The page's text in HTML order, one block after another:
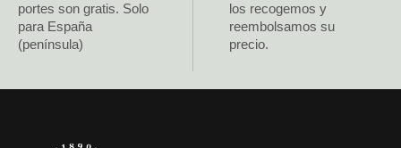
portes son gratis. Solo
para España
(península)
los recogemos y
reembolsamos su
precio.